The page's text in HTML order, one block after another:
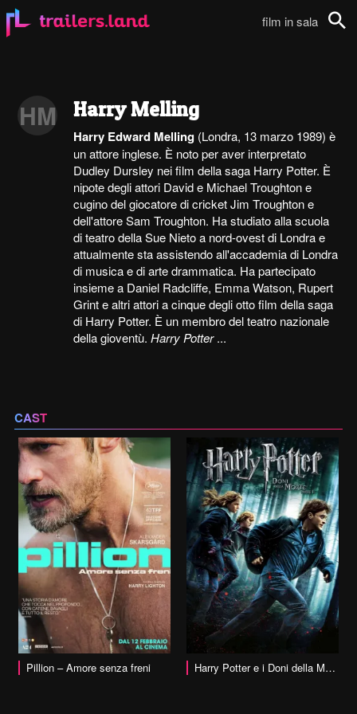
film in sala
HM Harry Melling
Harry Edward Melling (Londra, 13 marzo 1989) è
un attore inglese. È noto per aver interpretato
Dudley Dursley nei film della saga Harry Potter. È
nipote degli attori David e Michael Troughton e
cugino del giocatore di cricket Jim Troughton e
dell'attore Sam Troughton. Ha studiato alla scuola
di teatro della Sue Nieto a nord-ovest di Londra e
attualmente sta assistendo all'accademia di Londra
di musica e di arte drammatica. Ha partecipato
insieme a Daniel Radcliffe, Emma Watson, Rupert
Grint e altri attori a cinque degli otto film della saga
di Harry Potter. È un membro del teatro nazionale
della gioventù.Harry Potter...
CAST
Pillion – Amore senza freni
vai alla scheda Harry Potter e i Doni della Morte – Parte 1